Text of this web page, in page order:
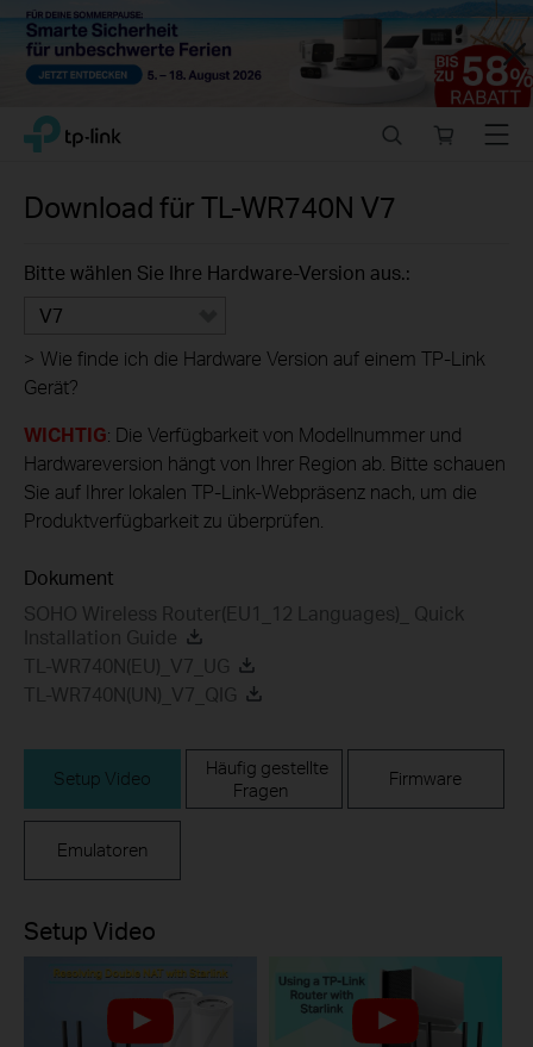
Close
Click
navigation
TP-Link, Reliably Smart
store
Menu
Download fürTL-WR740N V7
Bitte wählen Sie Ihre Hardware-Version aus.:
V7
> Wie finde ich die Hardware Version auf einem TP-Link
Gerät?
WICHTIG: Die Verfügbarkeit von Modellnummer und
Hardwareversion hängt von Ihrer Region ab. Bitte schauen
Sie auf Ihrer lokalen TP-Link-Webpräsenz nach, um die
Produktverfügbarkeit zu überprüfen.
Dokument
SOHO Wireless Router(EU1_12 Languages)_ Quick
Installation Guide
TL-WR740N(EU)_V7_UG
TL-WR740N(UN)_V7_QIG
Setup Video
Häufig gestellte
Fragen
Firmware
Emulatoren
Setup Video